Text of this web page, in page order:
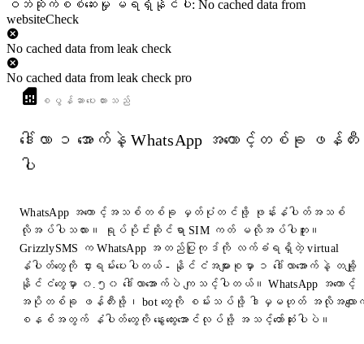
ဝဘ်ဆိုက်စစ်ဆေးမှု မရရှိနိုင်ပါ: No cached data from
websiteCheck
No cached data from leak check
No cached data from leak check pro
စပွန်ဆာပေးထားသည်
ဒေါ်လာ ၁ အောက်နဲ့ WhatsApp အကောင့်တစ်ခု ဖန်တီး
ပါ
WhatsApp အကောင့်အသစ်တစ်ခု မှတ်ပုံတင်ဖို့ ဖုန်းနံပါတ်အသစ်
လိုအပ်ပါသလား။ ရုပ်ပိုင်းဆိုင်ရာ SIM ကတ် မလိုအပ်ပါဘူး။
GrizzlySMS က WhatsApp အတည်ပြုကုဒ်ကို လက်ခံရရှိတဲ့ virtual
နံပါတ်တွေကို ငှားရမ်းပေးပါတယ် - နိုင်ငံအများစုမှာ ၁ ဒေါ်လာအောက်နဲ့ တချို့
နိုင်ငံတွေမှာ ၀.၅၀ ဒေါ်လာအောက်ပဲ ကျသင့်ပါတယ်။ WhatsApp အကောင့်
အပိုတစ်ခု ဖန်တီးဖို့၊ bot တွေကို စမ်းသပ်ဖို့ ဒါမှမဟုတ် အလိုအလျော
စနစ်အတွက် နံပါတ်တွေကို နွေးထွေးအောင်လုပ်ဖို့ အသင့်တော်ဆုံးပါပဲ။